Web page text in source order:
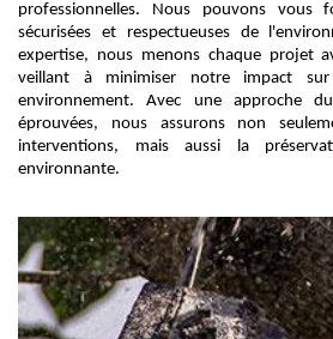
professionnelles. Nous pouvons vous
sécurisées et respectueuses de
expertise, nous menons chaque projet
veillant à minimiser notre impact
environnement. Avec une approche
éprouvées, nous assurons non
interventions, mais aussi la
environnante.